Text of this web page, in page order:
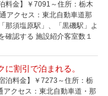
金】￥7091～住所：栃木
アクセス：東北自動車道那
那須塩原駅」、「黒磯駅」よ
確認する 施設紹介客室数１
割引で泊まれる。
料金】￥7273～住所：栃
アクセス：東北自動車道・那